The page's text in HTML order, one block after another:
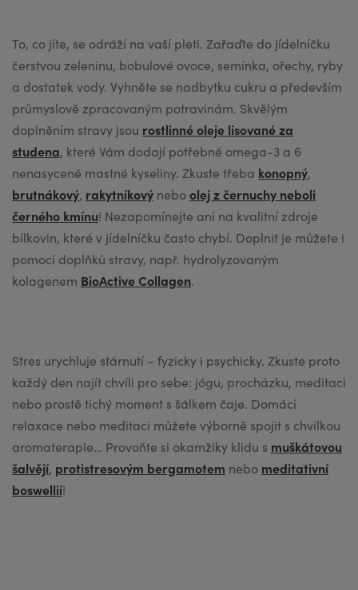
rostlinné oleje lisované za
studena
konopný
brutnákový rakytníkový
olej z černuchy neboli
černého kmínu
BioActive Collagen
muškátovou
šalvějí protistresovým bergamotem
meditativní
boswellií